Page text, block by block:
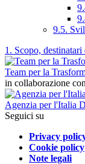
9.5.
1. Scopo,
Team per la
in collaborazione con
Agenzia per l'Italia
Seguici su
Privacy
Cookie policy
Note legali